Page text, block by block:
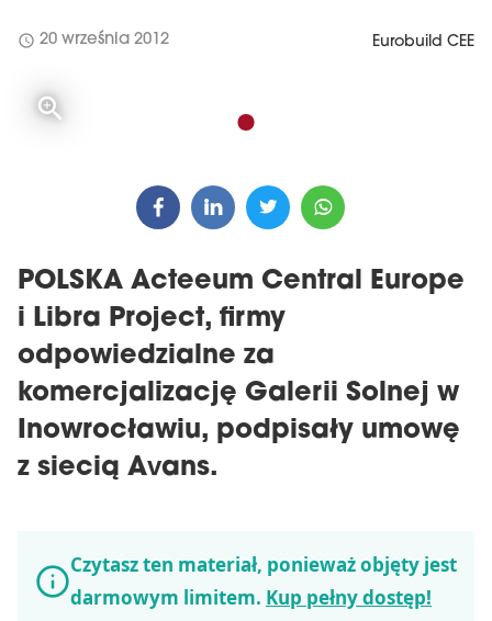
schedule 20 września 2012 Eurobuild CEE
POLSKA Acteeum Central Europe
i Libra Project, firmy
odpowiedzialne za
komercjalizację Galerii Solnej w
Inowrocławiu, podpisały umowę
z siecią Avans.
Czytasz ten materiał, ponieważ objęty jest
darmowym limitem. Kup pełny dostęp!